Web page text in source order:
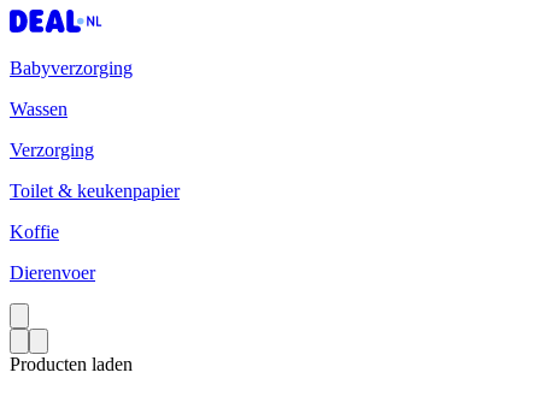
Babyverzorging
Wassen
Verzorging
Toilet & keukenpapier
Koffie
Dierenvoer
Producten laden